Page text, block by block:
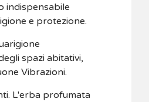
indispensabile
e protezione.
spazi abitativi,
Vibrazioni.
L'erba profumata